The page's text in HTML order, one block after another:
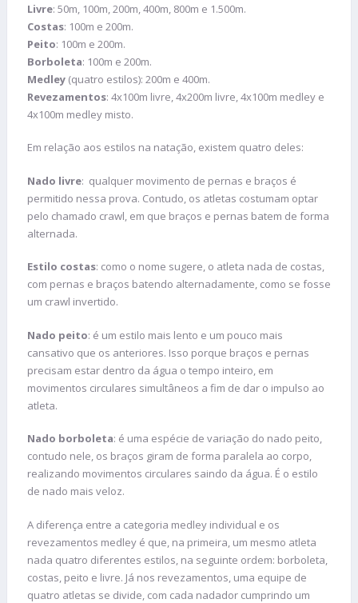
Livre: 50m, 100m, 200m, 400m, 800m e 1.500m.
Costas: 100m e 200m.
Peito: 100m e 200m.
Borboleta: 100m e 200m.
Medley (quatro estilos): 200m e 400m.
Revezamentos: 4x100m livre, 4x200m livre, 4x100m medley e
4x100m medley misto.
Em relação aos estilos na natação, existem quatro deles:
Nado livre: qualquer movimento de pernas e braços é
permitido nessa prova. Contudo, os atletas costumam optar
pelo chamado crawl, em que braços e pernas batem de forma
alternada.
Estilo costas: como o nome sugere, o atleta nada de costas,
com pernas e braços batendo alternadamente, como se fosse
um crawl invertido.
Nado peito: é um estilo mais lento e um pouco mais
cansativo que os anteriores. Isso porque braços e pernas
precisam estar dentro da água o tempo inteiro, em
movimentos circulares simultâneos a fim de dar o impulso ao
atleta.
Nado borboleta: é uma espécie de variação do nado peito,
contudo nele, os braços giram de forma paralela ao corpo,
realizando movimentos circulares saindo da água. É o estilo
de nado mais veloz.
A diferença entre a categoria medley individual e os
revezamentos medley é que, na primeira, um mesmo atleta
nada quatro diferentes estilos, na seguinte ordem: borboleta,
costas, peito e livre. Já nos revezamentos, uma equipe de
quatro atletas se divide, com cada nadador cumprindo um